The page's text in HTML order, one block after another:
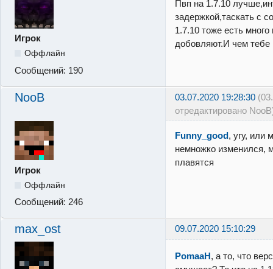
Игрок
Оффлайн
Сообщений: 190
Пвп на 1.7.10
задержкой,таскать с
1.7.10 тоже есть
добовляют.И чем тебе
NooB 03.07.2020 19:28:30
отредактировано
Игрок
Оффлайн
Сообщений: 246
Funny_good, угу, или
немножко изменился,
плавятся
max_ost 09.07.2020 15:10:29
PomaaH, а то, что